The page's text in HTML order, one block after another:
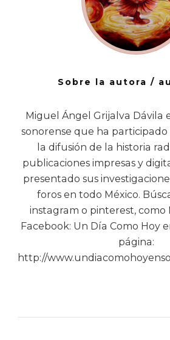
Sobre la autora /
Miguel Ángel Grijalva Dávila
sonorense que ha participado
la difusión de la historia
publicaciones impresas y
presentado sus
foros en todo México.
instagram o pinterest, como
Facebook: Un Día Como Hoy
página:
http://